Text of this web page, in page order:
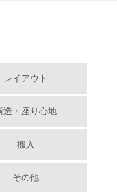
レイアウト
造・座り心地
搬入
その他